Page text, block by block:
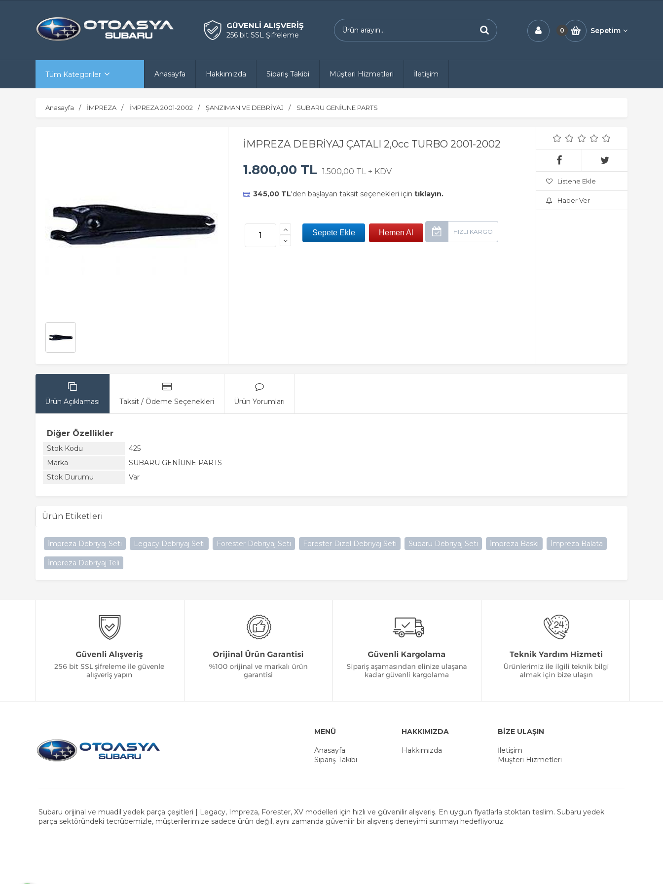
GÜVENLİ ALIŞVERİŞ
256 bit SSL Şifreleme
0 Sepetim
Tüm Kategoriler Anasayfa Hakkımızda Sipariş Takibi Müşteri Hizmetleri İletişim
Anasayfa İMPREZA İMPREZA 2001-2002 ŞANZIMAN VE DEBRİYAJ SUBARU GENİUNE PARTS
İMPREZA DEBRİYAJ ÇATALI 2,0cc TURBO 2001-2002
1.800,00 TL 1.500,00 TL + KDV
345,00 TL'den başlayan taksit seçenekleri için tıklayın.
Listene Ekle
Haber Ver
Ürün Açıklaması Taksit / Ödeme Seçenekleri Ürün Yorumları
Diğer Özellikler
Stok Kodu
425
Marka
SUBARU GENİUNE PARTS
Stok Durumu
Var
Ürün Etiketleri
İmpreza Debriyaj Seti Legacy Debriyaj Seti Forester Debriyaj Seti Forester Dizel Debriyaj Seti Subaru Debriyaj Seti İmpreza Baskı İmpreza Balata
İmpreza Debriyaj Teli
MENÜ
Anasayfa
Sipariş Takibi
HAKKIMIZDA
Hakkımızda
BİZE ULAŞIN
İletişim
Müşteri Hizmetleri
Subaru orijinal ve muadil yedek parça çeşitleri | Legacy, Impreza, Forester, XV modelleri için hızlı ve güvenilir alışveriş. En uygun fiyatlarla stoktan teslim. Subaru yedek
parça sektöründeki tecrübemizle, müşterilerimize sadece ürün değil, aynı zamanda güvenilir bir alışveriş deneyimi sunmayı hedefliyoruz.